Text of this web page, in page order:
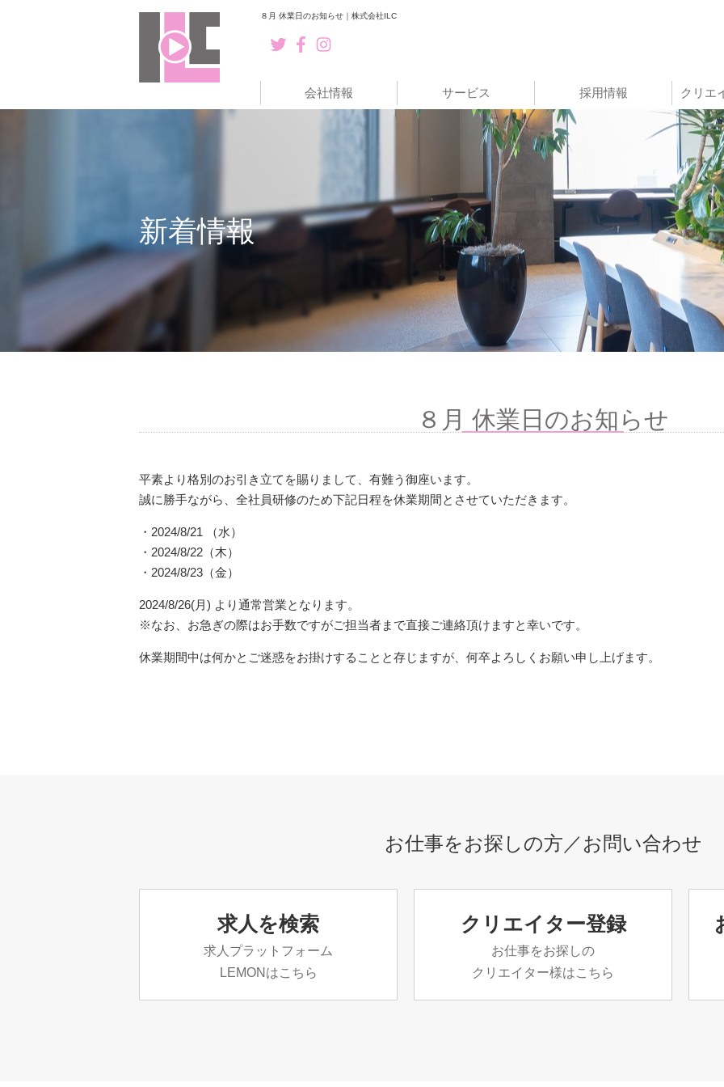
８月 休業日のお知らせ｜株式会社ILC
会社情報 サービス 採用情報 クリエ
新着情報
８月 休業日のお知らせ
平素より格別のお引き立てを賜りまして、有難う御座います。
誠に勝手ながら、全社員研修のため下記日程を休業期間とさせていただきます。
・2024/8/21 （水）
・2024/8/22（木）
・2024/8/23（金）
2024/8/26(月) より通常営業となります。
※なお、お急ぎの際はお手数ですがご担当者まで直接ご連絡頂けますと幸いです。
休業期間中は何かとご迷惑をお掛けすることと存じますが、何卒よろしくお願い申し上げます。
お仕事をお探しの方／お問い合わせ
求人を検索
求人プラットフォーム
LEMONはこちら
クリエイター登録
お仕事をお探しの
クリエイター様はこちら